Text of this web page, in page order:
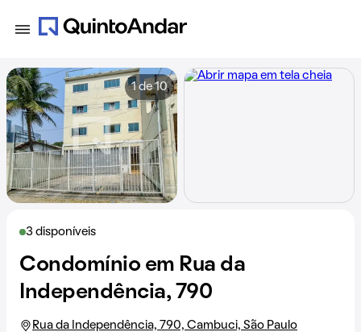
3 disponíveis
Condomínio em Rua da
Independência, 790
Rua da Independência, 790, Cambuci, São Paulo
1 de 10